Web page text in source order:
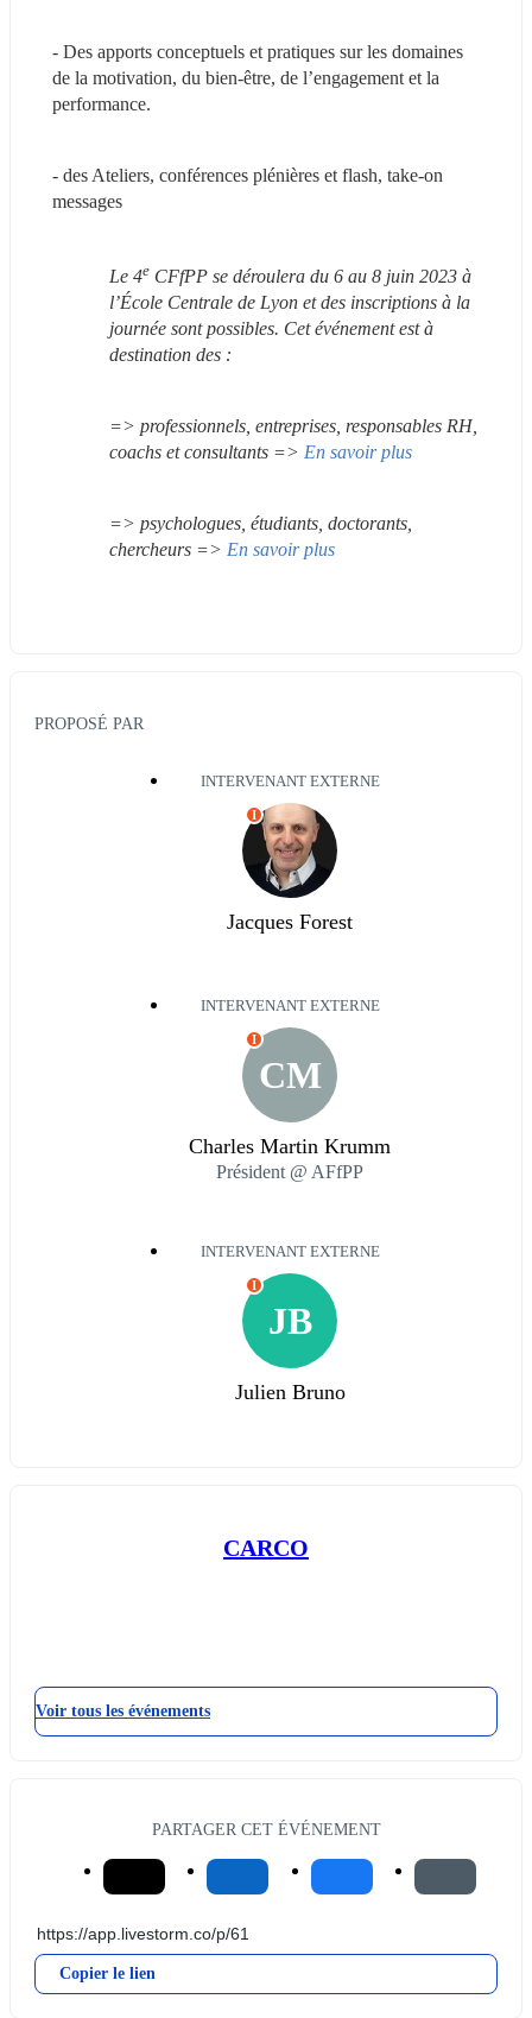
- Des apports conceptuels et pratiques sur les domaines
de la motivation, du bien-être, de l’engagement et la
performance.
- des Ateliers, conférences plénières et flash, take-on
messages
Le 4e CFfPP se déroulera du 6 au 8 juin 2023 à
l’École Centrale de Lyon et des inscriptions à la
journée sont possibles. Cet événement est à
destination des :
=> professionnels, entreprises, responsables RH,
coachs et consultants => En savoir plus
=> psychologues, étudiants, doctorants,
chercheurs => En savoir plus
PROPOSÉ PAR
INTERVENANT EXTERNE
I
Jacques Forest
INTERVENANT EXTERNE
CM
I
Charles Martin Krumm
Président @ AFfPP
INTERVENANT EXTERNE
JB
I
Julien Bruno
CARCO
Voir tous les événements
PARTAGER CET ÉVÉNEMENT
Copier le lien